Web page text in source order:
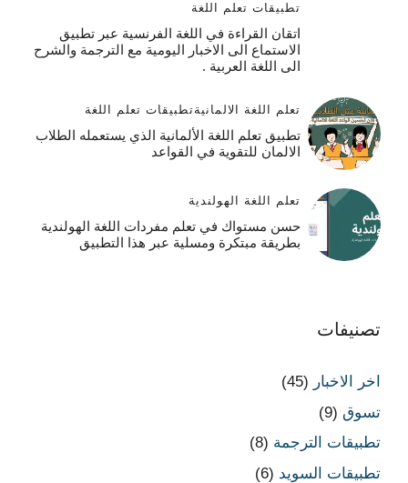
تطبيقات تعلم اللغة
اتقان القراءة في اللغة الفرنسية عبر تطبيق
الاستماع الى الاخبار اليومية مع الترجمة والشرح
الى اللغة العربية .
تعلم اللغة الالمانيةتطبيقات تعلم اللغة
تطبيق تعلم اللغة الألمانية الذي يستعمله الطلاب
الالمان للتقوية في القواعد
تعلم اللغة الهولندية
حسن مستواك في تعلم مفردات اللغة الهولندية
بطريقة مبتكرة ومسلية عبر هذا التطبيق
تصنيفات
اخر الاخبار (45)
تسوق (9)
تطبيقات الترجمة (8)
تطبيقات السويد (6)